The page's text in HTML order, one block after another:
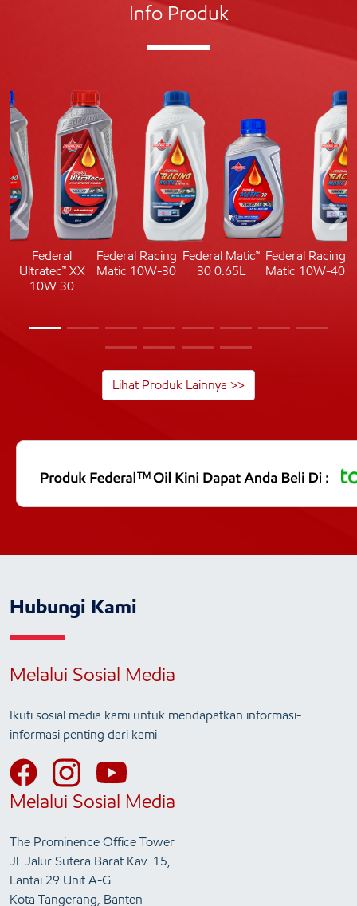
Info Produk
Federal
Ultratec™ XX
10W 30
Federal Racing
Matic 10W-30
Federal Matic™
30 0.65L
Federal Racing
Matic 10W-40
Lihat Produk Lainnya >>
Hubungi Kami
Melalui Sosial Media
Ikuti sosial media kami untuk mendapatkan informasi-
informasi penting dari kami
Melalui Sosial Media
The Prominence Office Tower
Jl. Jalur Sutera Barat Kav. 15,
Lantai 29 Unit A-G
Kota Tangerang, Banten